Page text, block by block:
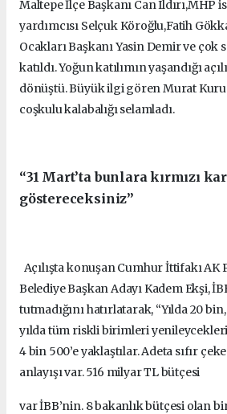
Maltepe İlçe Başkanı Can Ildırı,MHP
yardımcısı Selçuk Köroğlu,Fatih
Ocakları Başkanı Yasin Demir ve çok
katıldı. Yoğun katılımın yaşandığı
dönüştü. Büyük ilgi gören Murat
coşkulu kalabalığı selamladı.
“31 Mart’ta bunlara kırmızı
göstereceksiniz”
Açılışta konuşan Cumhur İttifakı AK
Belediye Başkan Adayı Kadem Ekşi,
tutmadığını hatırlatarak, “Yılda 20
yılda tüm riskli birimleri
4 bin 500’e yaklaştılar. Adeta sıfır
anlayışı var. 516 milyar TL bütçesi
var İBB’nin. 8 bakanlık bütçesi olan